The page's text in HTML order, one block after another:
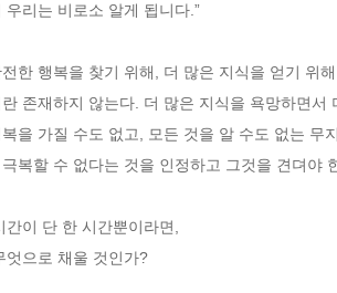
우리는 비로소 알게 됩니다.”
한 행복을 찾기 위해, 더 많은 지식을 얻기 위
존재하지 않는다. 더 많은 지식을 욕망하면
을 가질 수도 없고, 모든 것을 알 수도 없는
복할 수 없다는 것을 인정하고 그것을 견뎌야
간이 단 한 시간뿐이라면,
엇으로 채울 것인가?